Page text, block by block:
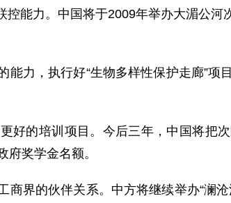
力。中国将于2009年举办大湄公河
，执行好“生物多样性保护走廊”项
的培训项目。今后三年，中国将把
奖学金名额。
界的伙伴关系。中方将继续举办“澜沧